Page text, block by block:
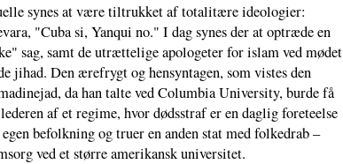
synes at være tiltrukket af totalitære ideologier:
"Cuba si, Yanqui no." I dag synes der at optræde en
sag, samt de utrættelige apologeter for islam ved mødet
jihad. Den ærefrygt og hensyntagen, som vistes den
da han talte ved Columbia University, burde få
af et regime, hvor dødsstraf er en daglig foreteelse
befolkning og truer en anden stat med folkedrab –
ved et større amerikansk universitet.